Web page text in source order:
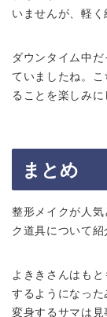
いませんが、軽く
ダウンタイム中
ていましたね。
ることを楽しみに
まとめ
整形メイクが人
ク道具について紹
よききさんはも
するようになっ
変身するサマは見